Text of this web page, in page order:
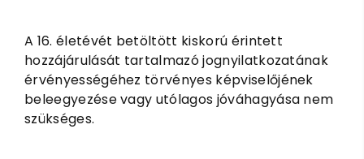
A 16. életévét betöltött kiskorú érintett
hozzájárulását tartalmazó jognyilatkozatának
érvényességéhez törvényes képviselőjének
beleegyezése vagy utólagos jóváhagyása nem
szükséges.